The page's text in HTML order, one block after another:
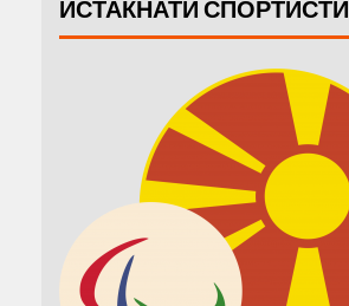
ИСТАКНАТИ СПОРТИСТИ